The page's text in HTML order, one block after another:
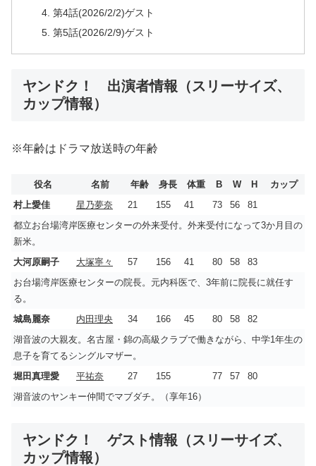
第4話(2026/2/2)ゲスト
第5話(2026/2/9)ゲスト
ヤンドク！ 出演者情報（スリーサイズ、
カップ情報）
※年齢はドラマ放送時の年齢
役名 名前 年齢 身長 体重 B W H
カップ
村上愛佳
星乃夢奈 21 155 41 73 56
81
都立お台場湾岸医療センターの外来受付。外来受付になって3か月目の
新米。
大河原嗣子
大塚寧々 57 156 41 80 58
83
お台場湾岸医療センターの院長。元内科医で、3年前に院長に就任す
る。
城島麗奈
内田理央 34 166 45 80 58
82
湖音波の大親友。名古屋・錦の高級クラブで働きながら、中学1年生の
息子を育てるシングルマザー。
堀田真理愛
平祐奈 27 155 77 57
80
湖音波のヤンキー仲間でマブダチ。（享年16）
ヤンドク！ ゲスト情報（スリーサイズ、
カップ情報）